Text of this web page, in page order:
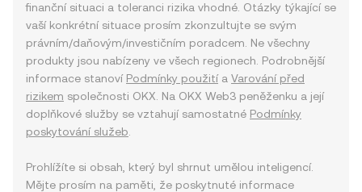
finanční situaci a toleranci rizika vhodné. Otázky týkající se
vaší konkrétní situace prosím zkonzultujte se svým
právním/daňovým/investičním poradcem. Ne všechny
produkty jsou nabízeny ve všech regionech. Podrobnější
informace stanoví Podmínky použitía Varování před
rizikem společnosti OKX. Na OKX Web3 peněženku a její
doplňkové služby se vztahují samostatné Podmínky
poskytování služeb
Prohlížíte si obsah, který byl shrnut umělou inteligencí.
Mějte prosím na paměti, že poskytnuté informace